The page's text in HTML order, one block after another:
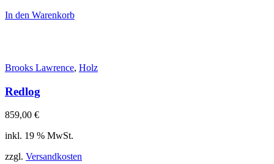
In den Warenkorb
Brooks Lawrence, Holz
Redlog
859,00 €
inkl. 19 % MwSt.
zzgl. Versandkosten